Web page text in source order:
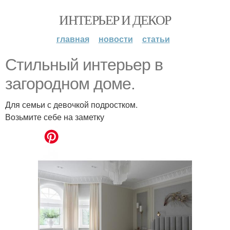
ИНТЕРЬЕР И ДЕКОР
главная новости статьи
Стильный интерьер в
загородном доме.
Для семьи с девочкой подростком.
Возьмите себе на заметку